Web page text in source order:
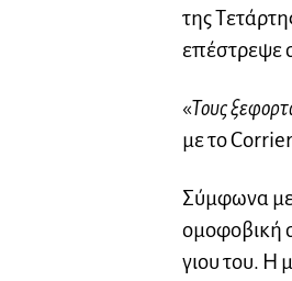
της
επέστρεψε
«Τους
με το
Σύμφωνα με
ομοφοβική
γιου του. Η